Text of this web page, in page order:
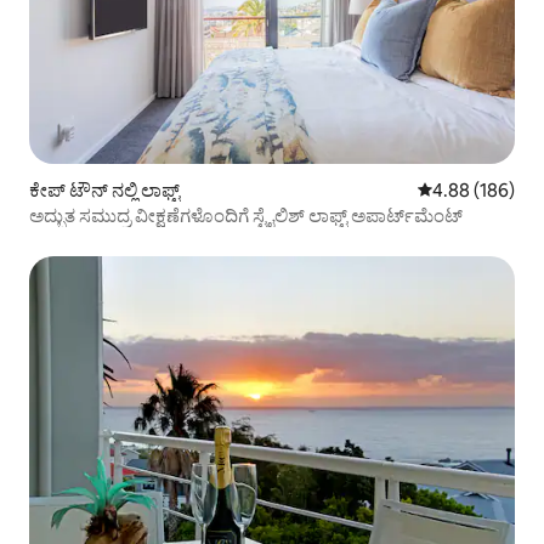
ಕೇಪ್‌ ಟೌನ್ ನಲ್ಲಿ ಲಾಫ್ಟ್ 5 ರಲ್ಲಿ 4.88
4.88 (186)
ಅದ್ಭುತ ಸಮುದ್ರ ವೀಕ್ಷಣೆಗಳೊಂದಿಗೆ ಸ್ಟೈಲಿಶ್ ಲಾಫ್ಟ್ ಅಪಾರ್ಟ್‌ಮೆಂಟ್